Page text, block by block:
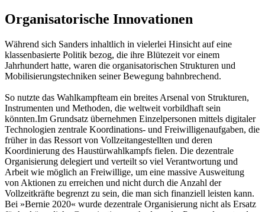
Organisatorische Innovationen
Während sich Sanders inhaltlich in vielerlei Hinsicht auf eine
klassenbasierte Politik bezog, die ihre Blütezeit vor einem
Jahrhundert hatte, waren die organisatorischen Strukturen und
Mobilisierungstechniken seiner Bewegung bahnbrechend.
So nutzte das Wahlkampfteam ein breites Arsenal von Strukturen,
Instrumenten und Methoden, die weltweit vorbildhaft sein
könnten.Im Grundsatz übernehmen Einzelpersonen mittels digitaler
Technologien zentrale Koordinations- und Freiwilligenaufgaben, die
früher in das Ressort von Vollzeitangestellten und deren
Koordinierung des Haustürwahlkampfs fielen. Die dezentrale
Organisierung delegiert und verteilt so viel Verantwortung und
Arbeit wie möglich an Freiwillige, um eine massive Ausweitung
von Aktionen zu erreichen und nicht durch die Anzahl der
Vollzeitkräfte begrenzt zu sein, die man sich finanziell leisten kann.
Bei »Bernie 2020« wurde dezentrale Organisierung nicht als Ersatz